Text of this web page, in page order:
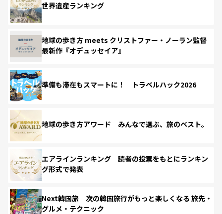
世界遺産ランキング
地球の歩き方 meets クリストファー・ノーラン監督
最新作『オデュッセイア』
準備も滞在もスマートに！ トラベルハック2026
地球の歩き方アワード みんなで選ぶ、旅のベスト。
エアラインランキング 読者の投票をもとにランキン
グ形式で発表
Next韓国旅 次の韓国旅行がもっと楽しくなる 旅先・
グルメ・テクニック